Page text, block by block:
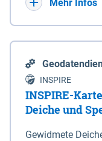
Mehr Infos
INSPIRE
INSPIRE-
Deiche und
Gewidmete